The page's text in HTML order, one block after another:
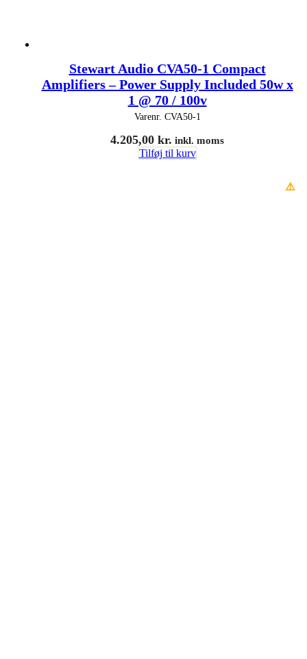
Stewart Audio CVA50-1 Compact
Amplifiers – Power Supply Included 50w x
1 @ 70 / 100v
Varenr. CVA50-1
4.205,00 kr. inkl. moms
Tilføj til kurv
⚠️